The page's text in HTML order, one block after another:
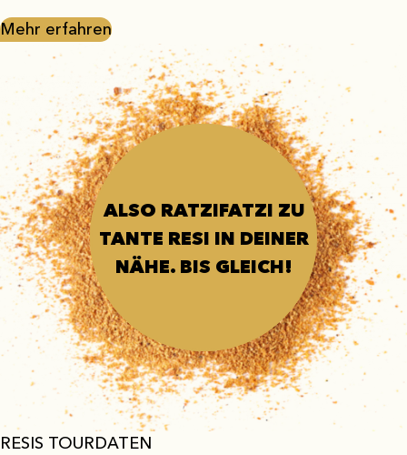
Mehr erfahren
ZU TANTE RESI
IN DEINER NÄHE.
WIR FREUEN UNS
ALSO RATZIFATZI ZU
TANTE RESI IN DEINER
NÄHE. BIS GLEICH!
RESIS TOURDATEN